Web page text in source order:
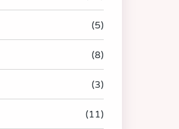
(5)
(8)
(3)
(11)